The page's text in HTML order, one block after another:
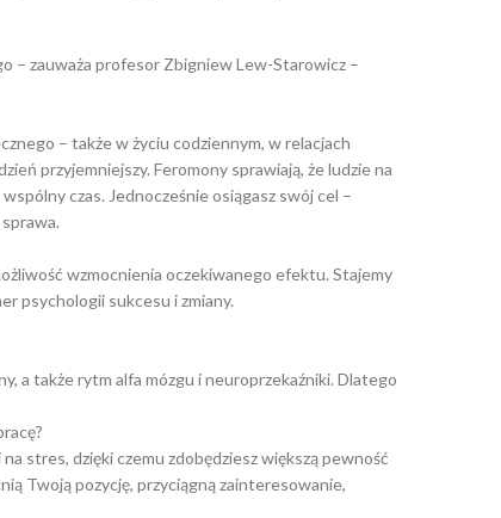
– zauważa profesor Zbigniew Lew-Starowicz –
– także w życiu codziennym, w relacjach
przyjemniejszy. Feromony sprawiają, że ludzie na
czas. Jednocześnie osiągasz swój cel –
wzmocnienia oczekiwanego efektu. Stajemy
psychologii sukcesu i zmiany.
a także rytm alfa mózgu i neuroprzekaźniki. Dlatego
stres, dzięki czemu zdobędziesz większą pewność
Twoją pozycję, przyciągną zainteresowanie,